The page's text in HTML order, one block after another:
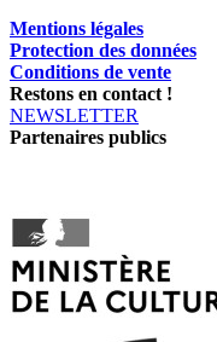
Mentions légales
Protection des données
Conditions de vente
Restons en contact !
NEWSLETTER
Partenaires publics